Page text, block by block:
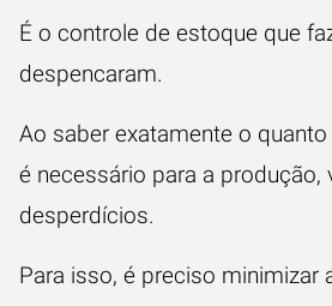
É o controle de estoque que
despencaram.
Ao saber exatamente o
é necessário para a produção,
desperdícios.
Para isso, é preciso minimizar